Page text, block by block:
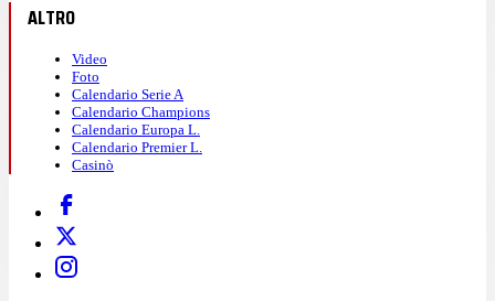
ALTRO
Video
Foto
Calendario Serie A
Calendario Champions
Calendario Europa L.
Calendario Premier L.
Casinò